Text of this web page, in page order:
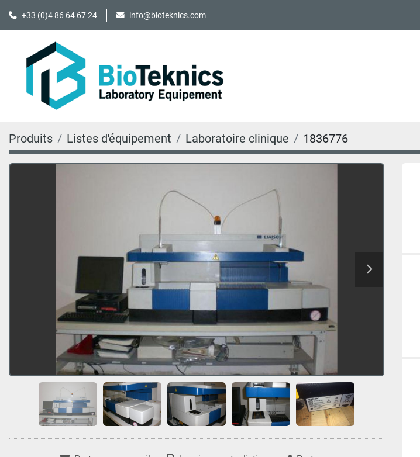
+33 (0)4 86 64 67 24 info@bioteknics.com
Produits Listes d'équipement Laboratoire clinique 1836776